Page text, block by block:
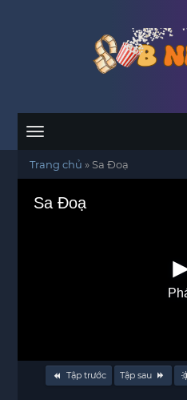
Menu
Trang chủ »Sa Đoạ
Sa Đoạ
Tập trước Tập sau